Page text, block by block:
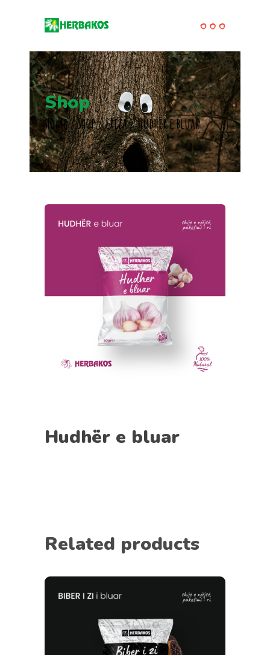
Shop
Home/Shop/Erëza/Hudhër e bluar
Hudhër e bluar
Related products